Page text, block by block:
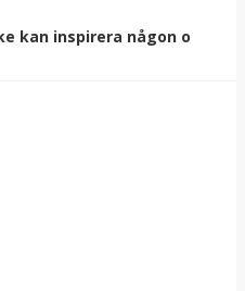
kan inspirera någon o